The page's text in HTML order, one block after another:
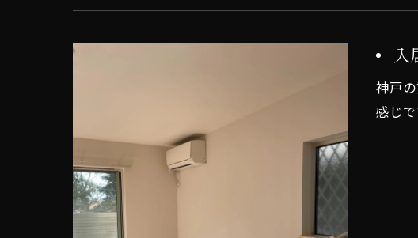
入
神戸
感じ